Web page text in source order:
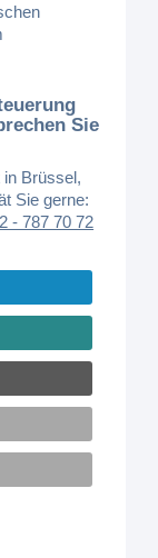
Sie
Brüssel,
Sie gerne:
- 787 70 72